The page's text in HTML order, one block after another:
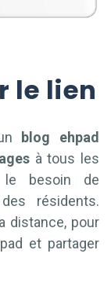
le lien
blog ehpad
à tous les
le besoin de
résidents.
distance, pour
et partager